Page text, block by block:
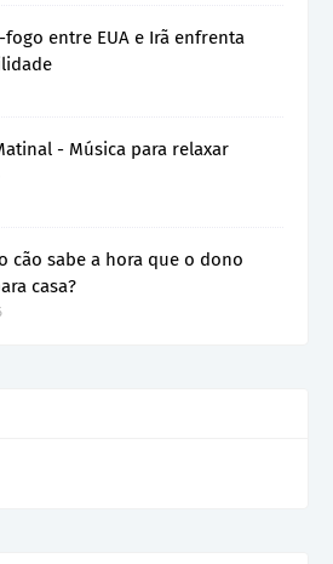
fogo entre EUA e Irã enfrenta
- Música para relaxar
cão sabe a hora que o dono
casa?